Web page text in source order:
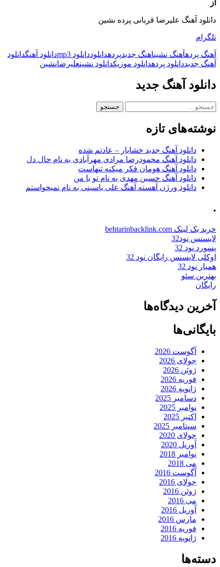
از
دانلود آهنگ علیرضا قربانی پرده نشین
تلگرام
آهنگ پردهآهنگ نشیناهنگ جدیدپردهدانلوددانلود mp3 دانلود آهنگدانلود
آهنگ جدیددانلود پردهدانلود موزیکدانلود نشینعلیرضانشین
دانلود آهنگ جدید
جستجو
نوشته‌های تازه
دانلود آهنگ جدید خشایار – عادتم شده
دانلود آهنگ محمودرضا مرادی مهرآبادی به نام حال دل
دانلود آهنگ هومان فکر میکنه تنهاست
دانلود آهنگ حسین مهدی به نام تو با من
دانلود ورژن آهسته آهنگ علی یاسینی به نام نمیخواستم
.
خرید بک لینک behtarinbacklink.com
لایسنس نود32
پسورد نود 32
اوکلی لایسنس رایگان نود 32
همیار نود 32
بهترین سئو
رایگان
آخرین دیدگاه‌ها
بایگانی‌ها
آگوست 2026
جولای 2026
ژوئن 2026
فوریه 2026
ژانویه 2026
دسامبر 2025
نوامبر 2025
اکتبر 2025
سپتامبر 2025
جولای 2020
آوریل 2020
نوامبر 2018
می 2018
آگوست 2016
جولای 2016
ژوئن 2016
می 2016
آوریل 2016
مارس 2016
فوریه 2016
ژانویه 2016
دسته‌ها